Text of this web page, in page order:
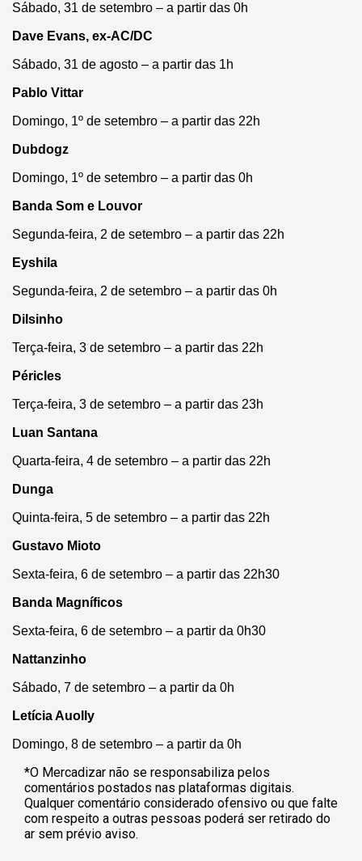
Sábado, 31 de setembro – a partir das 0h
Dave Evans, ex-AC/DC
Sábado, 31 de agosto – a partir das 1h
Pablo Vittar
Domingo, 1º de setembro – a partir das 22h
Dubdogz
Domingo, 1º de setembro – a partir das 0h
Banda Som e Louvor
Segunda-feira, 2 de setembro – a partir das 22h
Eyshila
Segunda-feira, 2 de setembro – a partir das 0h
Dilsinho
Terça-feira, 3 de setembro – a partir das 22h
Péricles
Terça-feira, 3 de setembro – a partir das 23h
Luan Santana
Quarta-feira, 4 de setembro – a partir das 22h
Dunga
Quinta-feira, 5 de setembro – a partir das 22h
Gustavo Mioto
Sexta-feira, 6 de setembro – a partir das 22h30
Banda Magníficos
Sexta-feira, 6 de setembro – a partir da 0h30
Nattanzinho
Sábado, 7 de setembro – a partir da 0h
Letícia Auolly
Domingo, 8 de setembro – a partir da 0h
*O Mercadizar não se responsabiliza pelos
comentários postados nas plataformas digitais.
Qualquer comentário considerado ofensivo ou que falte
com respeito a outras pessoas poderá ser retirado do
ar sem prévio aviso.